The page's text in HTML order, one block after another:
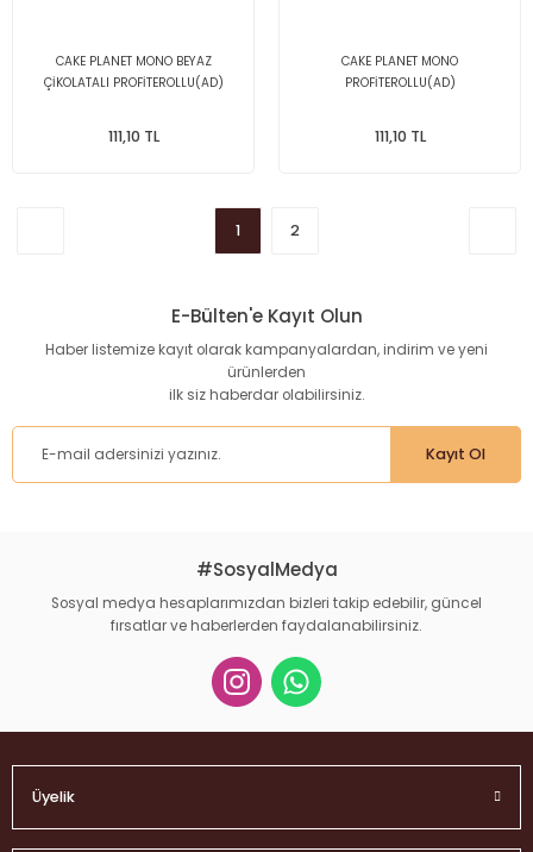
CAKE PLANET MONO BEYAZ
ÇİKOLATALI PROFİTEROLLU(AD)
111,10 TL
CAKE PLANET MONO
PROFİTEROLLU(AD)
111,10 TL
1 2
E-Bülten'e Kayıt Olun
Haber listemize kayıt olarak kampanyalardan, indirim ve yeni
ürünlerden
ilk siz haberdar olabilirsiniz.
Kayıt Ol
#SosyalMedya
Sosyal medya hesaplarımızdan bizleri takip edebilir, güncel
fırsatlar ve haberlerden faydalanabilirsiniz.
Üyelik